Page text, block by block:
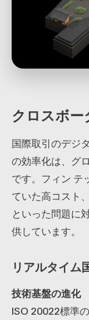
クロスボー
国際取引のデジ
の効率化は、グ
です。フィン テ
ていた高コスト
といった問題に
供しています。
リアルタイム
技術基盤の進化
ISO 20022標準